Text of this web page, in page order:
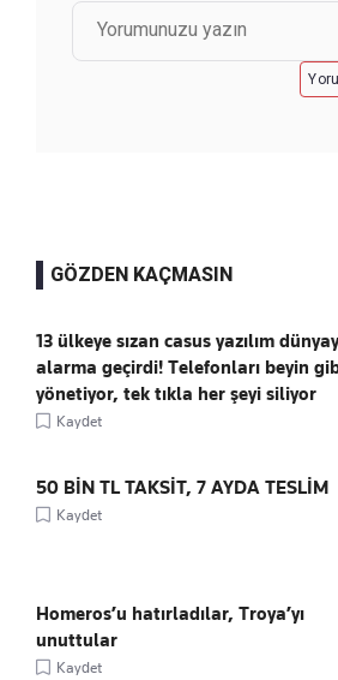
GÖZDEN KAÇMASIN
13 ülkeye sızan casus yazılım
alarma geçirdi! Telefonları beyin
yönetiyor, tek tıkla her şeyi siliyor
Kaydet
50 BİN TL TAKSİT, 7 AYDA TESLİM
Kaydet
Homeros’u hatırladılar, Troya’yı
unuttular
Kaydet